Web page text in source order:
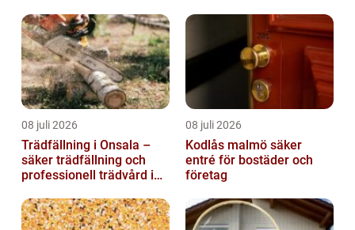
08 juli 2026
Trädfällning i Onsala –
säker trädfällning och
professionell trädvård i
08 juli 2026
Kodlås malmö säker
entré för bostäder och
företag